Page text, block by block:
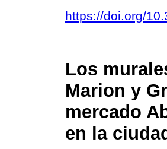
https://doi.org/
Los
Marion y
mercado
en la